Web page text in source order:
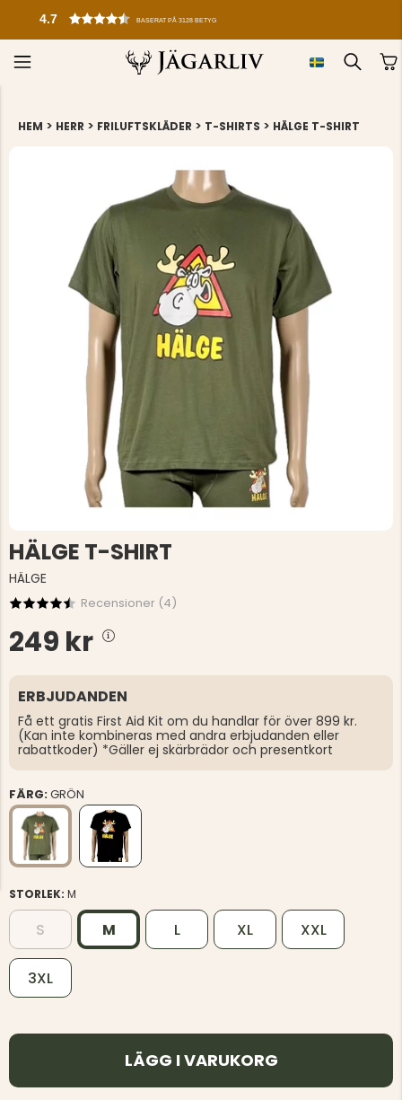
4.7 BASERAT PÅ 3128 BETYG
HEM > HERR > FRILUFTSKLÄDER > T-SHIRTS > HÄLGE T-SHIRT
HÄLGE T-SHIRT
HÄLGE
Recensioner (4)
249 kr
ERBJUDANDEN
Få ett gratis First Aid Kit om du handlar för över 899 kr.
(Kan inte kombineras med andra erbjudanden eller
rabattkoder) *Gäller ej skärbrädor och presentkort
FÄRG:GRÖN
STORLEK: M
S M L XL XXL
3XL
LÄGG I VARUKORG